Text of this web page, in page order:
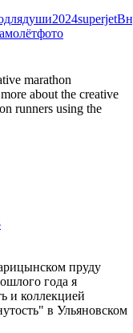
2024superjet
фото
marathon
about the creative
runners using the
пруду
года я
и коллекцией
в Ульяновском